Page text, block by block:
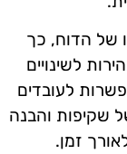
של הדוח, כך
לשינויים
לעובדים
שקיפות והבנה
זמן.